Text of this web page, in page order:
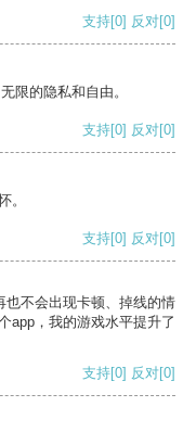
支持[0] 反对[0]
限的隐私和自由。
支持[0] 反对[0]
。
支持[0] 反对[0]
也不会出现卡顿、掉线的情
app，我的游戏水平提升了
支持[0] 反对[0]